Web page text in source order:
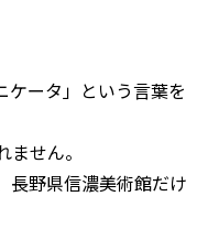
ケータ」という言葉を
せん。
長野県信濃美術館だけ